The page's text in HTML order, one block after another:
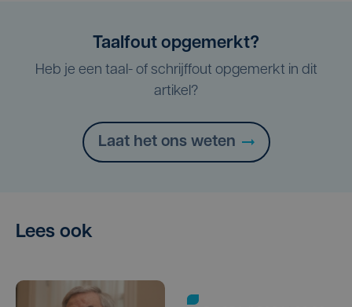
Taalfout opgemerkt?
Heb je een taal- of schrijffout opgemerkt in dit
artikel?
Laat het ons weten
Lees ook